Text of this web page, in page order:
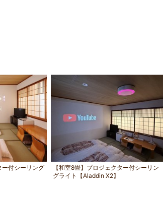
付シーリング
【和室8畳】プロジェクター付シーリン
グライト【Aladdin X2】